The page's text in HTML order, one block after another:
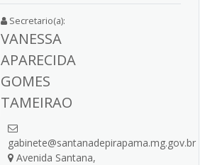
Secretario(a):
VANESSA
APARECIDA
GOMES
TAMEIRAO
gabinete@santanadepirapama.mg.gov.br
Avenida Santana,